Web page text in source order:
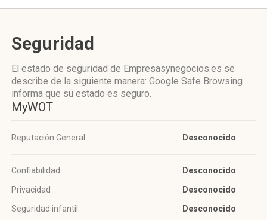
Seguridad
El estado de seguridad de Empresasynegocios.es se
describe de la siguiente manera: Google Safe Browsing
informa que su estado es seguro.
MyWOT
Reputación General Desconocido
Confiabilidad
Desconocido
Privacidad
Desconocido
Seguridad infantil
Desconocido